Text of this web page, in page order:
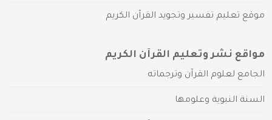
موقع تعليم تفسير وتجويد القرآن الكريم
مواقع نشر وتعليم القرآن الكريم
الجامع لعلوم القرآن وترجماته
السنة النبوية وعلومها